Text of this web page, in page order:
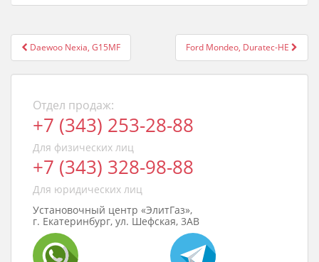
Post
navigation
Daewoo Nexia, G15MF Ford Mondeo, Duratec-HE
Отдел продаж:
+7 (343) 253-28-88
Для физических лиц
+7 (343) 328-98-88
Для юридических лиц
Установочный центр «ЭлитГаз»,
г. Екатеринбург, ул. Шефская, 3АВ